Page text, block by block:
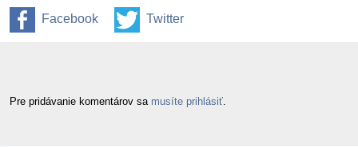
Facebook Twitter
Pre pridávanie komentárov sa musíte prihlásiť